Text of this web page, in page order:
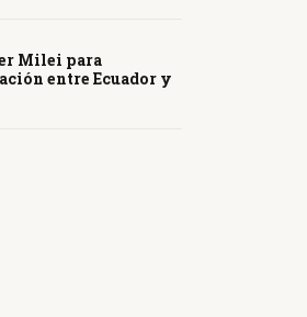
Milei para
entre Ecuador y